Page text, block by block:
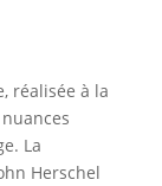
réalisée à la
La
Herschel